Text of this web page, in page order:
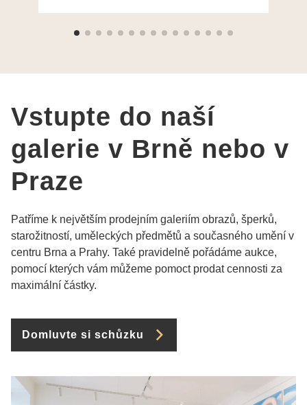
výběru, jak už bylo napsáno - na požádání
Vstupte do naší
galerie v Brně nebo v
Praze
Patříme k největším prodejním galeriím obrazů, šperků,
starožitností, uměleckých předmětů a současného umění v
centru Brna a Prahy. Také pravidelně pořádáme aukce,
pomocí kterých vám můžeme pomoct prodat cennosti za
maximální částky.
Domluvte si schůzku